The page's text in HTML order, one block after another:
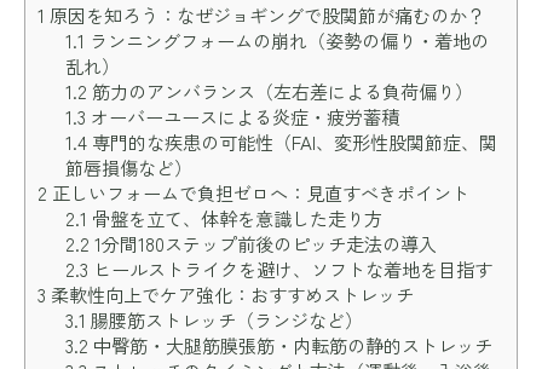
1 原因を知ろう：なぜジョギングで股関節が痛むのか？
1.1 ランニングフォームの崩れ（姿勢の偏り・着地の
乱れ）
1.2 筋力のアンバランス（左右差による負荷偏り）
1.3 オーバーユースによる炎症・疲労蓄積
1.4専門的な疾患の可能性（FAI、変形性股関節症、関
節唇損傷など）
2 正しいフォームで負担ゼロへ：見直すべきポイント
2.1 骨盤を立て、体幹を意識した走り方
2.2 1分間180ステップ前後のピッチ走法の導入
2.3 ヒールストライクを避け、ソフトな着地を目指す
3 柔軟性向上でケア強化：おすすめストレッチ
3.1 腸腰筋ストレッチ（ランジなど）
3.2 中臀筋・大腿筋膜張筋・内転筋の静的ストレッチ